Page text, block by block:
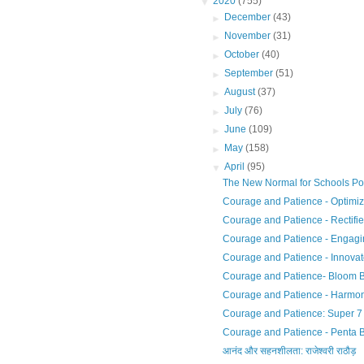
►
December(43)
►
November(31)
►October(40)
►September(51)
►August(37)
►July(76)
►June(109)
►
May(158)
▼April(95)
The New Normal for Schools
Courage and Patience -
Courage and Patience -
Courage and Patience -
Courage and Patience -
Courage and Patience- Bloom
Courage and Patience -
Courage and Patience: Super 7
Courage and Patience - Penta
आनंद और सहनशीलता: राजेश्वरी राठौड़